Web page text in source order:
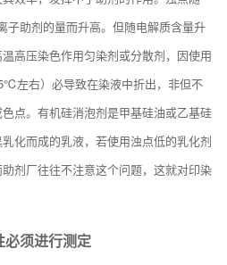
子助剂的量而升高。但随电解质含量升
高压染色作用匀染剂或分散剂，因使用
左右）必导致在染液中折出，非但不
点。有机硅消泡剂是甲基硅油或乙基硅
化而成的乳液，若使用浊点低的乳化剂
剂厂往往不注意这个问题，这就对印染
须进行测定